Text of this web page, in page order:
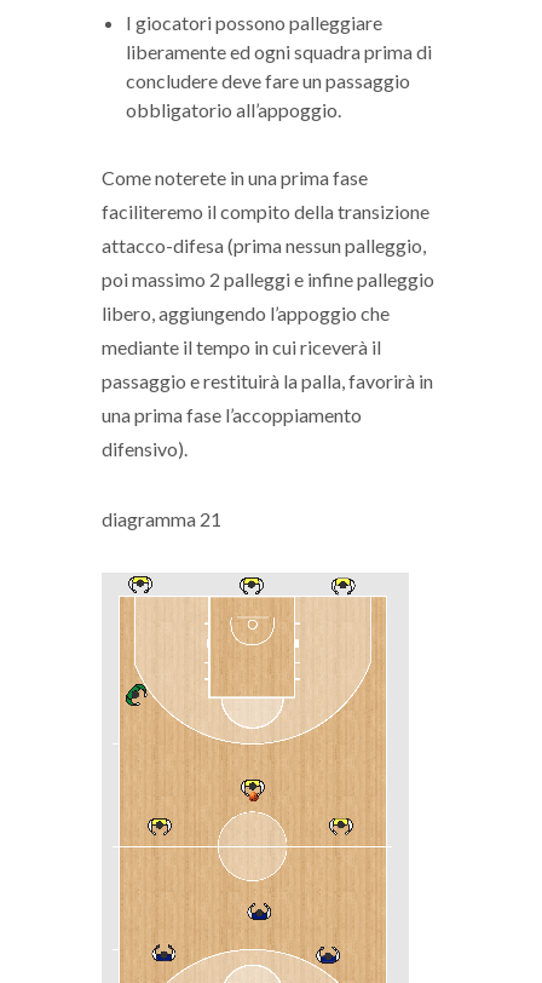
I giocatori possono palleggiare
liberamente ed ogni squadra prima di
concludere deve fare un passaggio
obbligatorio all’appoggio.
Come noterete in una prima fase
faciliteremo il compito della transizione
attacco-difesa (prima nessun palleggio,
poi massimo 2 palleggi e infine palleggio
libero, aggiungendo l’appoggio che
mediante il tempo in cui riceverà il
passaggio e restituirà la palla, favorirà in
una prima fase l’accoppiamento
difensivo).
diagramma 21